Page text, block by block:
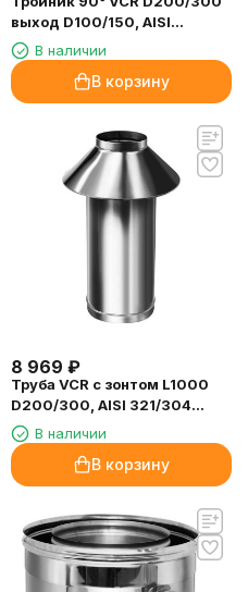
выход D100/150, AISI
321/304 (Вулкан)
В наличии
В корзину
8 969 ₽
Труба VCR с зонтом L1000
D200/300, AISI 321/304
(Вулкан)
В наличии
В корзину